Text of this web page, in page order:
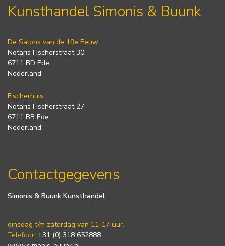
Kunsthandel Simonis & Buunk
De Salons van de 19e Eeuw
Notaris Fischerstraat 30
6711 BD Ede
Nederland
Fischerhuis
Notaris Fischerstraat 27
6711 BB Ede
Nederland
Contactgegevens
Simonis & Buunk Kunsthandel
dinsdag t/m zaterdag van 11-17 uur.
Telefoon +31 (0) 318 652888